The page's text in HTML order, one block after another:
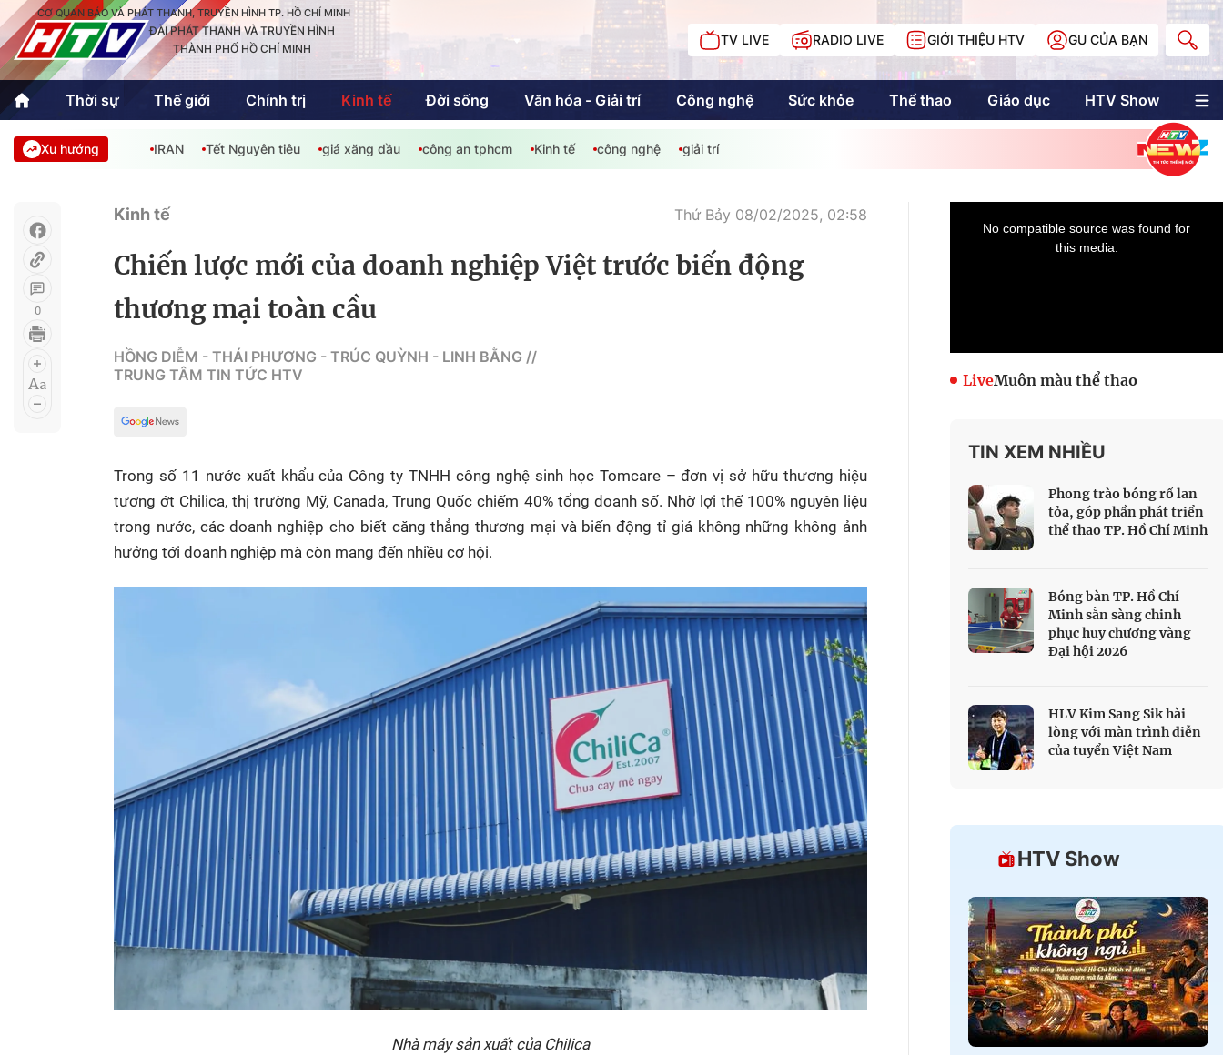
CƠ QUAN BÁO VÀ PHÁT THANH, TRUYỀN HÌNH TP. HỒ CHÍ MINH
ĐÀI PHÁT THANH VÀ TRUYỀN HÌNH
THÀNH PHỐ HỒ CHÍ MINH
TV LIVE RADIO LIVE GIỚI THIỆU HTV GU CỦA BẠN
Thời sự Thế giới Chính trị Kinh tế Đời sống Văn hóa - Giải trí Công nghệ Sức khỏe Thể thao Giáo dục HTV Show
Thời sự
Thể thao
Quốc tế
Văn hóa - Giải trí
Giáo dục Kinh tế
An Sinh
Công nghệ Phóng sự Khán giả HTV
Sự kiện quan tâm
Chuyên đề
Hồ Chí Minh
Chuyển đổi số
ngủ
Chậm
Bé xem gì
Các chương trình
khác
Phim tài liệu
Ngày hội HTV
Innovation Fest
Cúp Truyền hình
Cuộc đua offroad
HTV
Multimedia
Multiform
Doanh nhân Sài
Gòn
Xu hướng IRAN Tết Nguyên tiêu giá xăng dầu công an tphcm Kinh tế công nghệ giải trí
0
Kinh tế Thứ Bảy 08/02/2025, 02:58
Chiến lược mới của doanh nghiệp Việt trước biến động
thương mại toàn cầu
HỒNG DIỄM - THÁI PHƯƠNG - TRÚC QUỲNH - LINH BẰNG //
TRUNG TÂM TIN TỨC HTV
Trong số 11 nước xuất khẩu của Công ty TNHH công nghệ sinh học Tomcare – đơn vị sở hữu thương hiệu
tương ớt Chilica, thị trường Mỹ, Canada, Trung Quốc chiếm 40% tổng doanh số. Nhờ lợi thế 100% nguyên liệu
trong nước, các doanh nghiệp cho biết căng thẳng thương mại và biến động tỉ giá không những không ảnh
hưởng tới doanh nghiệp mà còn mang đến nhiều cơ hội.
Nhà máy sản xuất của Chilica
LiveMuôn màu thể thao
TIN XEM NHIỀU
Phong trào bóng rổ lan
tỏa, góp phần phát triển
thể thao TP. Hồ Chí Minh
Bóng bàn TP. Hồ Chí
Minh sẵn sàng chinh
phục huy chương vàng
Đại hội 2026
HLV Kim Sang Sik hài
lòng với màn trình diễn
của tuyển Việt Nam
HTV Show